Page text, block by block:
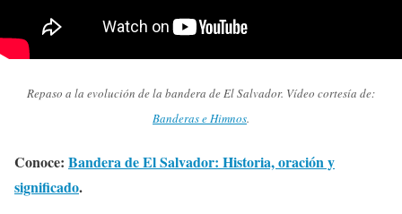
Repaso a la evolución de la bandera de El Salvador. Vídeo cortesía de:
Banderas e Himnos.
Conoce: Bandera de El Salvador: Historia, oración y
significado.